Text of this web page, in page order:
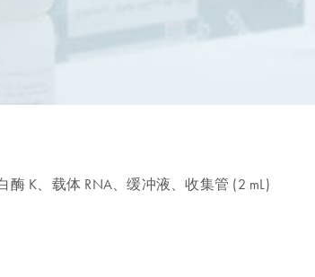
酶 K、载体 RNA、缓冲液、收集管 (2 mL)